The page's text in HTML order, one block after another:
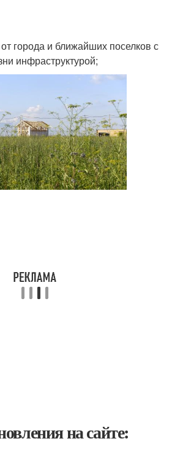
города и ближайших поселков с
инфраструктурой;
на сайте: